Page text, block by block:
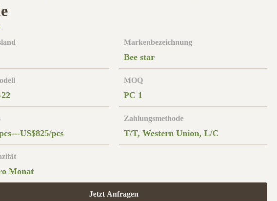
Markenbezeichnung
Bee star
MOQ
PC 1
US$825/pcs
Zahlungsmethode
T/T, Western Union, L/C
Monat
Jetzt Anfragen